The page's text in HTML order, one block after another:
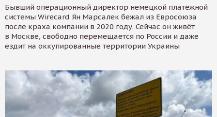
Бывший операционный директор немецкой платёжной
системы Wirecard Ян Марсалек бежал из Евросоюза
после краха компании в 2020 году. Сейчас он живёт
в Москве, свободно перемещается по России и даже
ездит на оккупированные территории Украины